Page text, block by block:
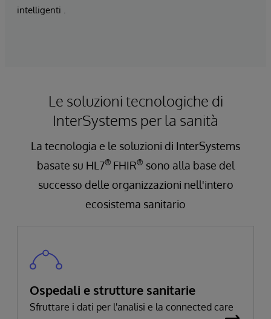
intelligenti .
Le soluzioni tecnologiche di
InterSystems per la sanità
La tecnologia e le soluzioni di InterSystems
basate su HL7® FHIR® sono alla base del
successo delle organizzazioni nell'intero
ecosistema sanitario
Ospedali e strutture sanitarie
Sfruttare i dati per l'analisi e la connected care